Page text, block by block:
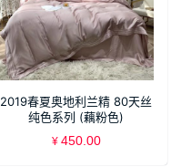
2019春夏奥地利兰精 80天丝
纯色系列 (藕粉色)
¥ 450.00